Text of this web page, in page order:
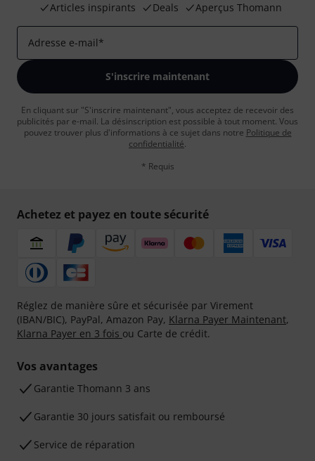
Articles inspirants
Deals Aperçus Thomann
Adresse e-mail*
S'inscrire maintenant
En cliquant sur "S'inscrire maintenant", vous acceptez de recevoir des
publicités par e-mail. La désinscription est possible à tout moment. Vous
pouvez trouver plus d'informations à ce sujet dans notre Politique de
confidentialité.
* Requis
Achetez et payez en toute sécurité
Réglez de manière sûre et sécurisée par Virement
(IBAN/BIC), PayPal, Amazon Pay, Klarna Payer Maintenant,
Klarna Payer en 3 fois ou Carte de crédit.
Vos avantages
Ga­ran­tie Thomann 3 ans
Garantie 30 jours satisfait ou remboursé
Service de réparation